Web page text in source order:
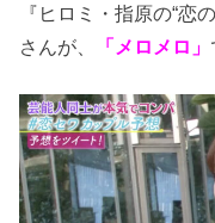
『ヒロミ・指原の“恋
さんが、
「メロメロ」